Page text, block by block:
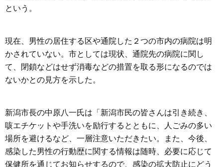
という。
現在、男性の居住する区や通院した２つの市内の病院は明
かされていない。市としては現状、通院先の病院に関し
て、閉鎖などはせず消毒などの措置を取る形になるのでは
ないかとの見方を示した。
新潟市長の中原八一氏は「新潟市民の皆さんは引き続き、
咳エチケットや手洗いを励行するとともに、人ごみの多い
場所を避けるなど、一層注意いただきたい。また、今後、
感染した男性の行動歴に関する情報は随時、必要に応じて
保健所を通じてお知らせするので、感染の拡大防止にどう